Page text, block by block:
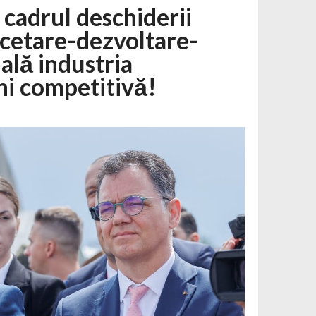
deschiderii
dezvoltare-
industria
competitivă!